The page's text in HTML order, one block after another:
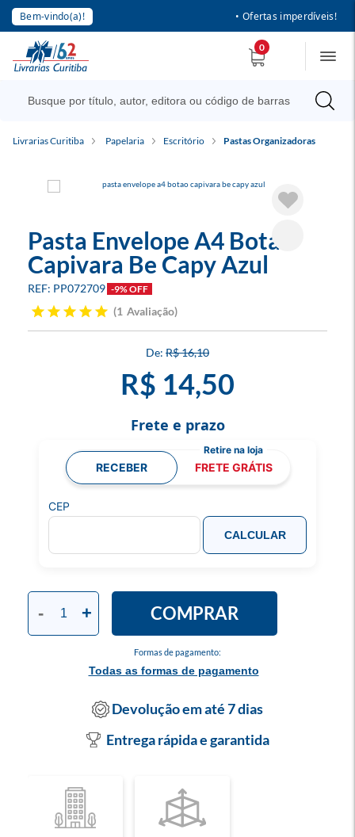
Bem-vindo(a)! • Ofertas imperdíveis!
0
Livrarias Curitiba Papelaria Escritório Pastas Organizadoras
Pasta Envelope A4 Botao
Capivara Be Capy Azul
PP072709 -9% OFF
1 Avaliação
R$ 16,10
R$ 14,50
Formas de pagamento:
Todas as formas de pagamento
- + COMPRAR
Frete e prazo
RECEBER FRETE GRÁTIS
CEP
CALCULAR
Devolução em até 7 dias
Entrega rápida e garantida